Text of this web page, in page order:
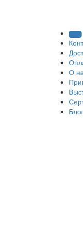
О
Блог